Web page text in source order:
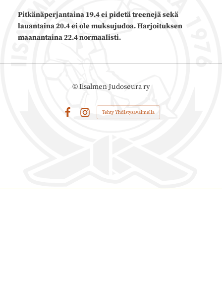
Pitkänäperjantaina 19.4 ei pidetä treenejä sekä
lauantaina 20.4 ei ole muksujudoa. Harjoituksen
maanantaina 22.4 normaalisti.
©Iisalmen Judoseura ry
Tehty Yhdistysavaimella